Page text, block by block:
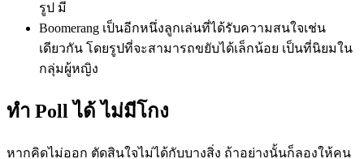
รูป มี
Boomerang เป็นอีกหนึ่งลูกเล่นที่ได้รับความสนใจเช่น
เดียวกัน โดยรูปที่จะสามารถขยับได้เล็กน้อย เป็นที่นิยมใน
กลุ่มผู้หญิง
ทำ Poll ได้ ไม่มีโกง
หากคิดไม่ออก ตัดสินใจไม่ได้กับบางสิ่ง ถ้าอย่างนั้นก็ลองให้คน